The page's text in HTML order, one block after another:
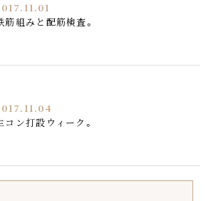
筋組みと配筋検査。
コン打設ウィーク。